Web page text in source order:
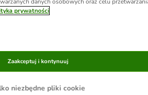
prywatności
niezbędne pliki cookie
Zaakceptuj i kontynuuj